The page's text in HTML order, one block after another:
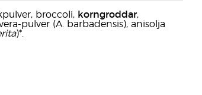
broccoli, korngroddar,
pulver (A. barbadensis), anisolja
)*.